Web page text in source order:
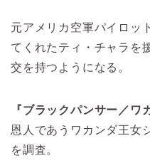
元アメリカ空軍パイロッ
てくれたティ・チャラを
交を持つようになる。
『ブラックパンサー／ワ
恩人であうワカンダ王女
を調査。